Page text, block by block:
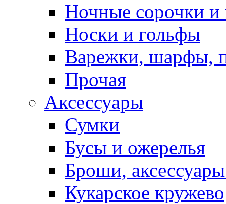
Ночные сорочки
Носки и гольфы
Варежки, шарфы,
Прочая
Аксессуары
Сумки
Бусы и ожерелья
Броши,
Кукарское кружево